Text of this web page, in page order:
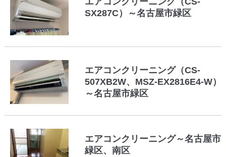
SX287C）～名古屋市緑区
エアコンクリーニング（CS-
507XB2W、MSZ-EX2816E4-W）
～名古屋市緑区
エアコンクリーニング～名古屋市
緑区、南区